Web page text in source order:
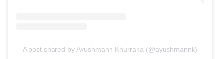
A post shared by Ayushmann Khurrana (@ayushmannk)